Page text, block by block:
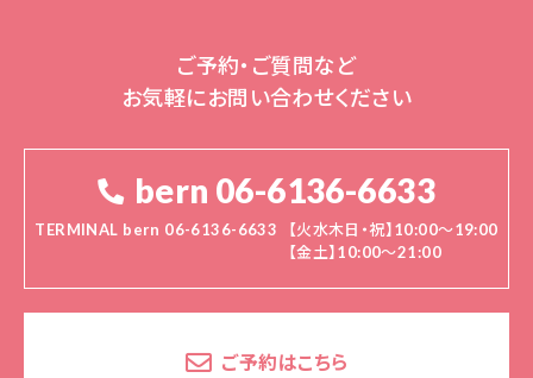
ご予約・ご質問など
お気軽にお問い合わせください
bern 06-6136-6633
TERMINAL bern 06-6136-6633
【火水木日・祝】10:00～19:00
【金土】10:00〜21:00
ご予約はこちら